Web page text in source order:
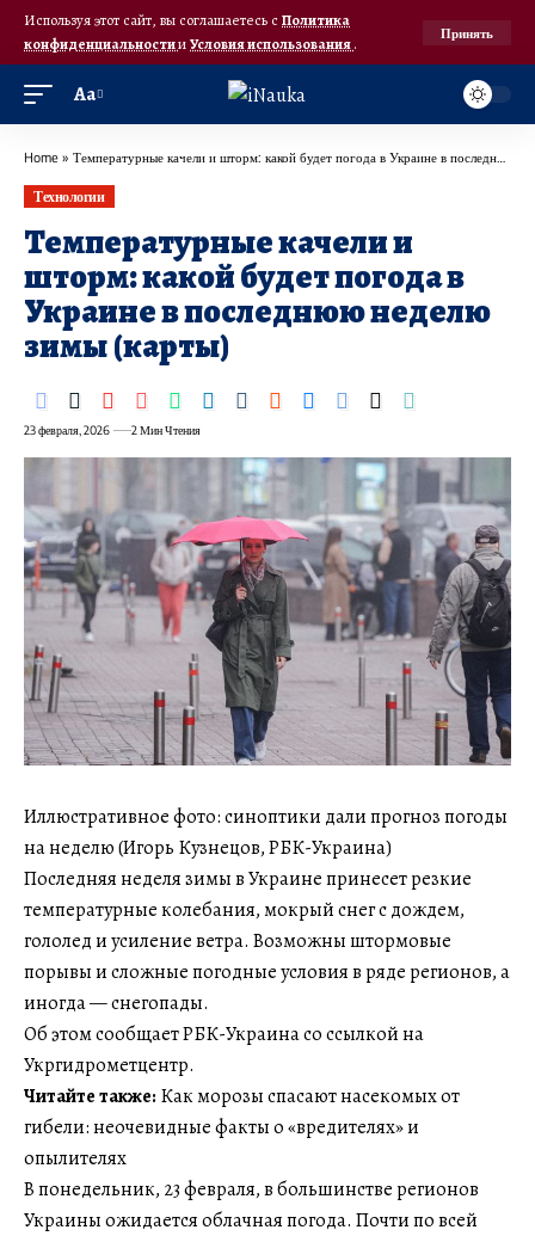
Используя этот сайт, вы соглашаетесь с Политика
конфиденциальностииУсловия использования.
Принять
Аа
Home » Температурные качели и шторм: какой будет погода в Украине в последнюю неделю зимы (карты)
Технологии
Температурные качели и
шторм: какой будет погода в
Украине в последнюю неделю
зимы (карты)
23 февраля, 2026 2 Мин Чтения
Иллюстративное фото: синоптики дали прогноз погоды
на неделю (Игорь Кузнецов, РБК-Украина)
Последняя неделя зимы в Украине принесет резкие
температурные колебания, мокрый снег с дождем,
гололед и усиление ветра. Возможны штормовые
порывы и сложные погодные условия в ряде регионов, а
иногда — снегопады.
Об этом сообщает РБК-Украина со ссылкой на
Укргидрометцентр.
Читайте также: Как морозы спасают насекомых от
гибели: неочевидные факты о «вредителях» и
опылителях
В понедельник, 23 февраля, в большинстве регионов
Украины ожидается облачная погода. Почти по всей